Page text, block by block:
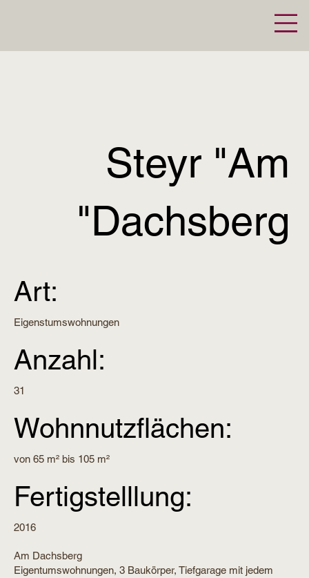
Steyr "Am
Dachsberg"
Art:
Eigenstumswohnungen
Anzahl:
31
Wohnnutzflächen:
von 65 m² bis 105 m²
Fertigstelllung:
2016
Am Dachsberg
Eigentumswohnungen, 3 Baukörper, Tiefgarage mit jedem